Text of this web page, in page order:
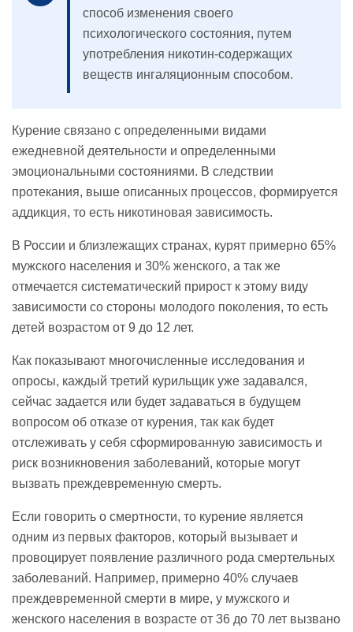
способ изменения своего
психологического состояния, путем
употребления никотин-содержащих
веществ ингаляционным способом.
Курение связано с определенными видами
ежедневной деятельности и определенными
эмоциональными состояниями. В следствии
протекания, выше описанных процессов, формируется
аддикция, то есть никотиновая зависимость.
В России и близлежащих странах, курят примерно 65%
мужского населения и 30% женского, а так же
отмечается систематический прирост к этому виду
зависимости со стороны молодого поколения, то есть
детей возрастом от 9 до 12 лет.
Как показывают многочисленные исследования и
опросы, каждый третий курильщик уже задавался,
сейчас задается или будет задаваться в будущем
вопросом об отказе от курения, так как будет
отслеживать у себя сформированную зависимость и
риск возникновения заболеваний, которые могут
вызвать преждевременную смерть.
Если говорить о смертности, то курение является
одним из первых факторов, который вызывает и
провоцирует появление различного рода смертельных
заболеваний. Например, примерно 40% случаев
преждевременной смерти в мире, у мужского и
женского населения в возрасте от 36 до 70 лет вызвано